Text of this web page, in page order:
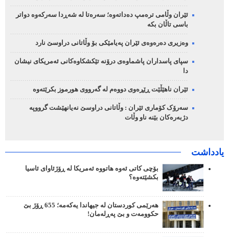
ئێران وڵامی ترەمپ دەداتەوە؛ سەرەتا لە شەڕدا سەرکەوە دواتر
باسی تاڵان بکە
وەزیری دەرەوەی ئێران پەیامێکی بۆ وڵاتانی دراوسێ نارد
سپای پاسداران پاشماوەی درۆنە تێکشکاوەکانی ئەمریکای نیشان
دا
ئێران ناهێڵێت ڕێڕەوی دووەم لە گەرووی هورموز بکرێتەوە
سەرۆک کۆماری ئێران : وڵاتانی دراوسێ نەیانهێشت گرووپە
دژبەرەکان بێنە ناو وڵات
یادداشت
بۆچی کاتی ئەوە هاتووە ئەمریکا لە ڕۆژئاوای ئاسیا
بکشێتەوە؟
هەرێمی کوردستان لە جیهاندا یەکەمە؛ 655 ڕۆژ بێ
حکوومەت و بێ پەڕلەمان!